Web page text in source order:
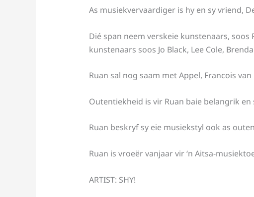
As musiekvervaardiger is hy en sy vriend,
Dié span neem verskeie kunstenaars,
kunstenaars soos Jo Black, Lee Cole,
Ruan sal nog saam met Appel, Francois
Outentiekheid is vir Ruan baie belangrik
Ruan beskryf sy eie musiekstyl ook as
Ruan is vroeër vanjaar vir ‘n Aitsa-
ARTIST: SHY!